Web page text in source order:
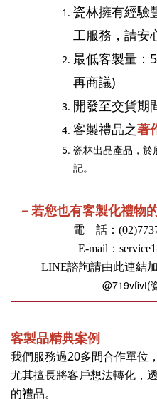
瓷林擁有經驗
工服務，請安
最低客製量：
再商議)
開發至交貨期
客製禮品之著
瓷林出品產品，於
記。
－若您也有客製化禮物
電 話：
E-mail ：
LINE諮詢請由此連結加
@719vfivt(
客製品精典案例
我們服務過20多間合作單位
尤其擅長將客戶想法轉化，
的禮品。